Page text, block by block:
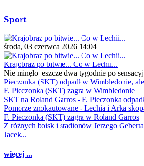
Sport
środa, 03 czerwca 2026 14:04
Krajobraz po bitwie... Co w Lechii...
Nie minęło jeszcze dwa tygodnie po
Pieczonka (SKT) odpadł w Wimbledonie,
F. Pieczonka (SKT) zagra w Wimbledonie
SKT na Roland Garros - F. Pieczonka
Pomorze znokautowane - Lechia i Arka
F. Pieczonka (SKT) zagra w Roland Garros
Z różnych boisk i stadionów Jerzego Geberta
Jacek...
więcej ...